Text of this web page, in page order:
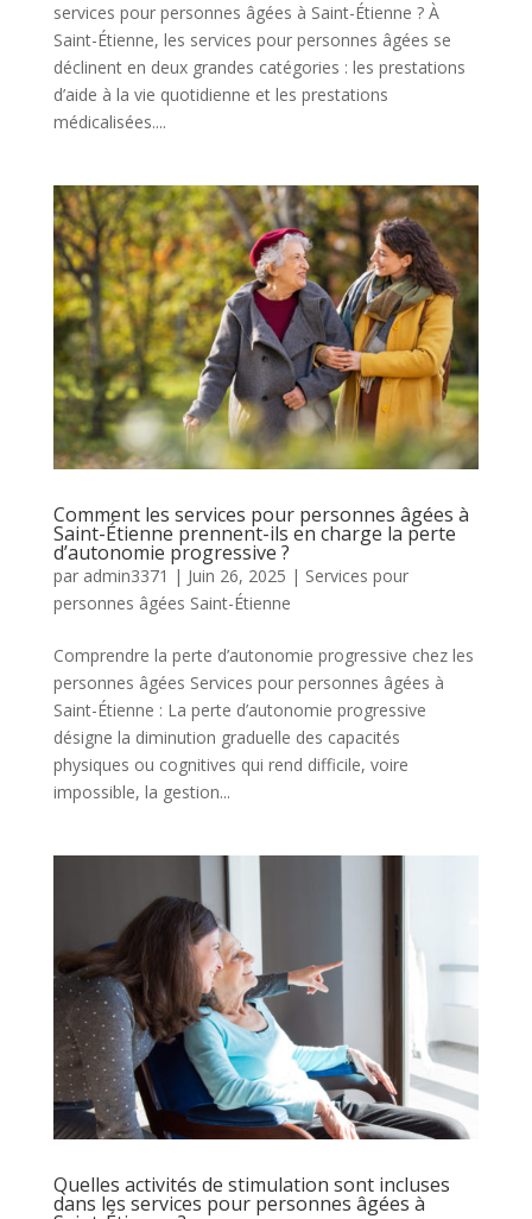
services pour personnes âgées à Saint-Étienne ? À
Saint-Étienne, les services pour personnes âgées se
déclinent en deux grandes catégories : les prestations
d’aide à la vie quotidienne et les prestations
médicalisées....
Comment les services pour personnes âgées à
Saint-Étienne prennent-ils en charge la perte
d’autonomie progressive ?
par admin3371 | Juin 26, 2025 | Services pour
personnes âgées Saint-Étienne
Comprendre la perte d’autonomie progressive chez les
personnes âgées Services pour personnes âgées à
Saint-Étienne : La perte d’autonomie progressive
désigne la diminution graduelle des capacités
physiques ou cognitives qui rend difficile, voire
impossible, la gestion...
Quelles activités de stimulation sont incluses
dans les services pour personnes âgées à